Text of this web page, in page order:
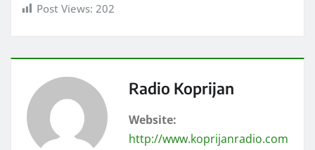
Post Views: 202
Radio Koprijan
Website:
http://www.koprijanradio.com